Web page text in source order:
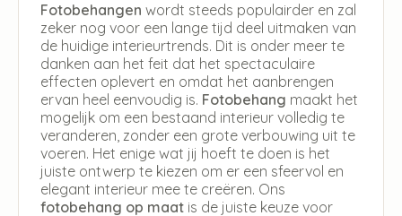
Fotobehangen wordt steeds populairder en zal
zeker nog voor een lange tijd deel uitmaken van
de huidige interieurtrends. Dit is onder meer te
danken aan het feit dat het spectaculaire
effecten oplevert en omdat het aanbrengen
ervan heel eenvoudig is. Fotobehang maakt het
mogelijk om een bestaand interieur volledig te
veranderen, zonder een grote verbouwing uit te
voeren. Het enige wat jij hoeft te doen is het
juiste ontwerp te kiezen om er een sfeervol en
elegant interieur mee te creëren. Ons
fotobehang op maat is de juiste keuze voor